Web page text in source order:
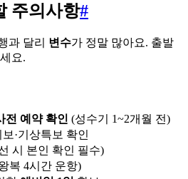
주의사항#
과 달리 변수가 정말 많아요. 출발
요.
전 예약 확인 (성수기 1~2개월 전)
·기상특보 확인
시 본인 확인 필수)
복 4시간 운항)